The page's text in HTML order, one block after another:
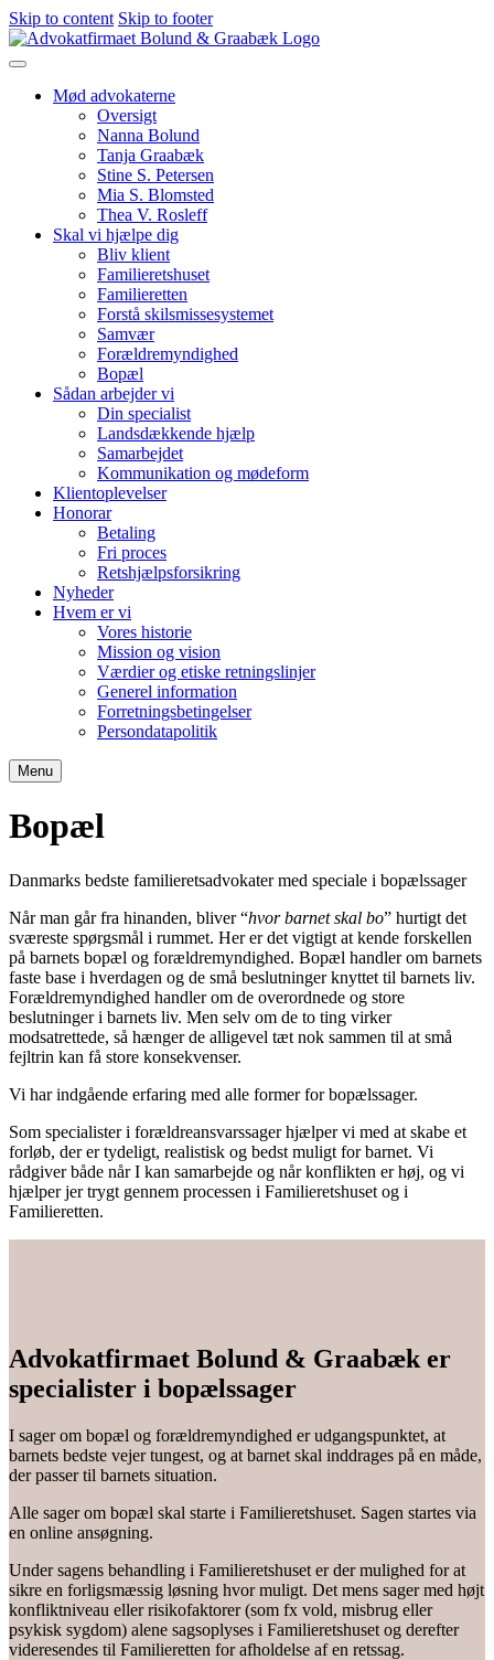
Skip to content Skip to footer
Mød advokaterne
Oversigt
Nanna Bolund
Tanja Graabæk
Stine S. Petersen
Mia S. Blomsted
Thea V. Rosleff
Skal vi hjælpe dig
Bliv klient
Familieretshuset
Familieretten
Forstå skilsmissesystemet
Samvær
Forældremyndighed
Bopæl
Sådan arbejder vi
Din specialist
Landsdækkende hjælp
Samarbejdet
Kommunikation og mødeform
Klientoplevelser
Honorar
Betaling
Fri proces
Retshjælpsforsikring
Nyheder
Hvem er vi
Vores historie
Mission og vision
Værdier og etiske retningslinjer
Generel information
Forretningsbetingelser
Persondatapolitik
Menu
Bopæl
Danmarks bedste familieretsadvokater med speciale i bopælssager
Når man går fra hinanden, bliver “hvor barnet skal bo” hurtigt det
sværeste spørgsmål i rummet. Her er det vigtigt at kende forskellen
på barnets bopæl og forældremyndighed. Bopæl handler om barnets
faste base i hverdagen og de små beslutninger knyttet til barnets liv.
Forældremyndighed handler om de overordnede og store
beslutninger i barnets liv. Men selv om de to ting virker
modsatrettede, så hænger de alligevel tæt nok sammen til at små
fejltrin kan få store konsekvenser.
Vi har indgående erfaring med alle former for bopælssager.
Som specialister i forældre­ansvarssager hjælper vi med at skabe et
forløb, der er tydeligt, realistisk og bedst muligt for barnet. Vi
rådgiver både når I kan samarbejde og når konflikten er høj, og vi
hjælper jer trygt gennem processen i Familieretshuset og i
Familieretten.
Advokatfirmaet Bolund & Graabæk er
specialister i bopælssager
I sager om bopæl og forældremyndighed er udgangspunktet, at
barnets bedste vejer tungest, og at barnet skal inddrages på en måde,
der passer til barnets situation.
Alle sager om bopæl skal starte i Familieretshuset. Sagen startes via
en online ansøgning.
Under sagens behandling i Familieretshuset er der mulighed for at
sikre en forligsmæssig løsning hvor muligt. Det mens sager med højt
konfliktniveau eller risikofaktorer (som fx vold, misbrug eller
psykisk sygdom) alene sagsoplyses i Familieretshuset og derefter
videresendes til Familieretten for afholdelse af en retssag.